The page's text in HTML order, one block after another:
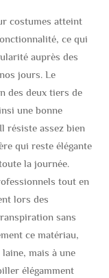
costumes atteint
ce qui
auprès des
jours. Le
des deux tiers de
une bonne
résiste assez bien
qui reste élégante
la journée.
tout en
lors des
sans
ce matériau,
mais à une
élégamment